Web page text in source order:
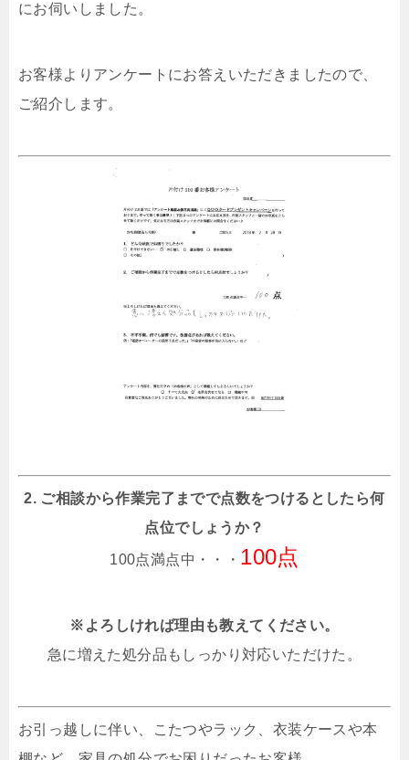
にお伺いしました。
お客様よりアンケートにお答えいただきましたので、
ご紹介します。
2. ご相談から作業完了までで点数をつけるとしたら何
点位でしょうか？
100点満点中・・・ 100点
※よろしければ理由も教えてください。
急に増えた処分品もしっかり対応いただけた。
お引っ越しに伴い、こたつやラック、衣装ケースや本